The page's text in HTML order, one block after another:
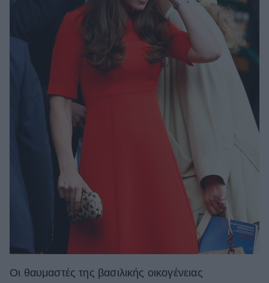
Oι θαυμαστές της βασιλικής οικογένειας